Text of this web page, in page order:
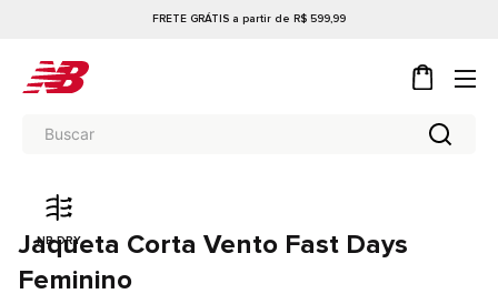
FRETE GRÁTIS a partir de R$ 599,99
NB DRY
Jaqueta Corta Vento Fast Days
Feminino